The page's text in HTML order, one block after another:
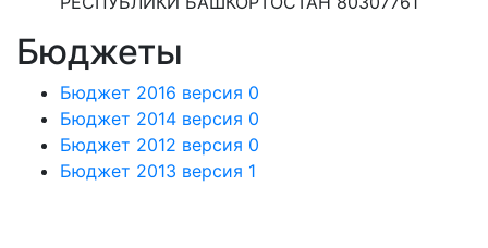
Бюджеты
Бюджет 2016 версия 0
Бюджет 2014 версия 0
Бюджет 2012 версия 0
Бюджет 2013 версия 1